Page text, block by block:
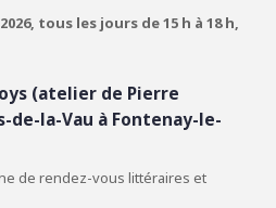
tous les jours de 15 h à 18 h,
(atelier de Pierre
de-la-Vau à Fontenay-le-
de rendez-vous littéraires et